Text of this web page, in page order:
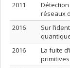
2011
réseaux
2016
Sur
2016
La fuite